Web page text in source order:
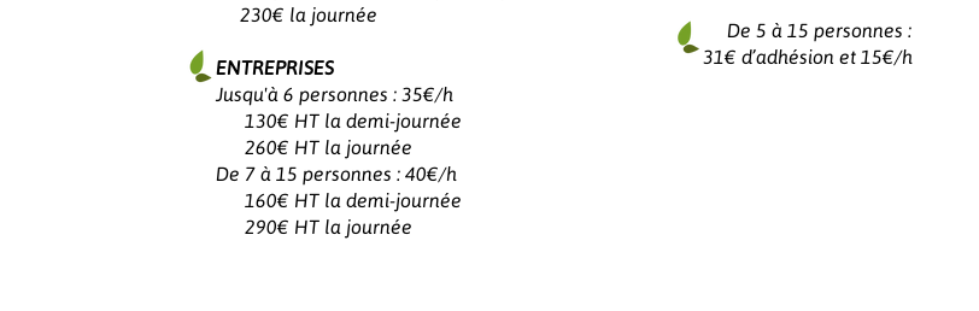
230€ la journée
ENTREPRISES
Jusqu'à 6 personnes : 35€/h
130€ HT la demi-journée
260€ HT la journée
De 7 à 15 personnes : 40€/h
160€ HT la demi-journée
290€ HT la journée
De 5 à 15 personnes :
31€ d’adhésion et 15€/h